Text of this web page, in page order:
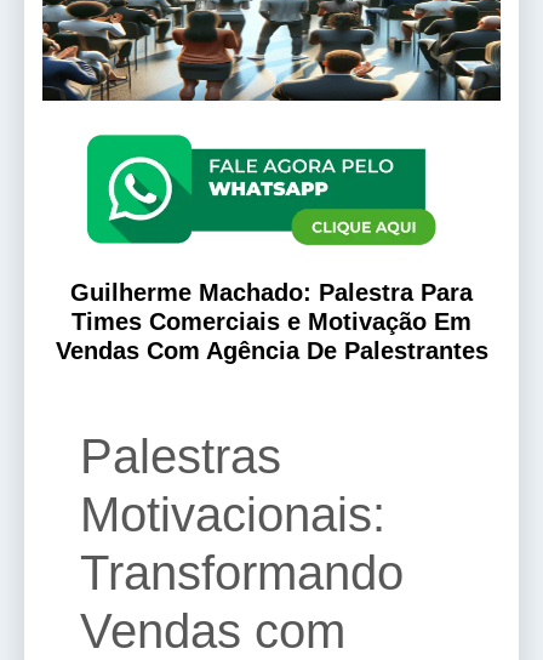
Guilherme Machado: Palestra Para
Times Comerciais e Motivação Em
Vendas Com Agência De Palestrantes
Palestras
Motivacionais:
Transformando
Vendas com